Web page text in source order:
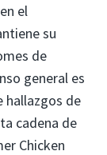
el
su
de
general es
hallazgos de
cadena de
Chicken